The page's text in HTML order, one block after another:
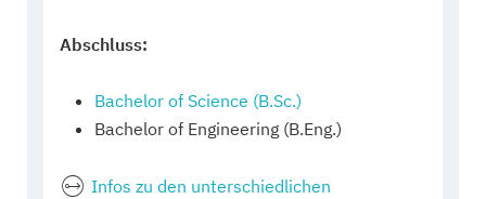
Abschluss:
Bachelor of Science (B.Sc.)
Bachelor of Engineering (B.Eng.)
Infos zu den unterschiedlichen